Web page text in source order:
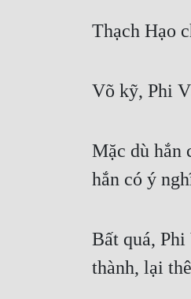
Thạch Hạo
Võ kỹ, Phi
Mặc dù hắn
hắn có ý
Bất quá,
thành, lại